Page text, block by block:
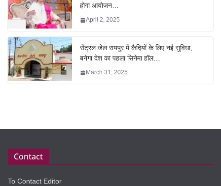
होगा आयोजन…
April 2, 2025
सेंट्रल जेल रायपुर में कैदियों के लिए नई सुविधा,
बनेगा देश का पहला सिनेमा हॉल…
March 31, 2025
Contact
To Contact Editor